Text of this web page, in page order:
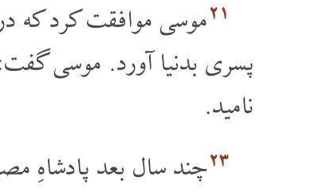
۲۱موسی موافقت کرد که
پسری بدنیا آورد. موسی
نامید.
۲۳چند سال بعد پادشاهِ